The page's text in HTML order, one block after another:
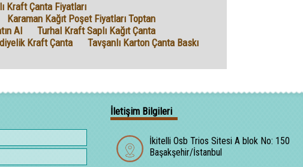
Kraft Çanta Fiyatları
Karaman Kağıt Poşet Fiyatları Toptan
Al
Turhal Kraft Saplı Kağıt Çanta
Kraft Çanta Tavşanlı Karton Çanta Baskı
İletişim Bilgileri
İkitelli Osb Trios Sitesi A blok No: 150
Başakşehir/İstanbul